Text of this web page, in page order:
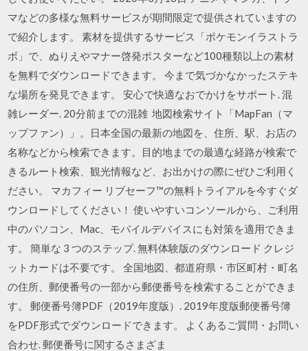
マなどの多様な無料サービスが期間限定で提供されていますの
で紹介します。 素材を提供するサービス「ポケモンイラストラ
ボ」で、ぬりえやマナー啓発ポスターなど100種類以上の素材
を無料でダウンロードできます。 今まで気づかなかったステキ
な場所を発見できます。 安心で快適なおでかけをサポート. 混
雑レーダー. 20分前までの混雑 地図検索サイト「MapFan（マ
ップファン）」。日本全国の最新の地図を、住所、駅、お店の
名称などから検索できます。目的地までの最適な経路が検索で
きるルート検索、観光情報など、お出かけの際にぜひご利用く
ださい。 マカフィー リブセーフ™の無料トライアルを今すぐダ
ウンロードしてください！ 使いやすいコンソールから、ご利用
中のパソコン、Mac、モバイルデバイスにも対策を適用できま
す。 簡単な 3 つのステップ. 無料体験版のダウンロード クレジ
ットカードは不要です。 全国地図、都道府県・市区町村・町名
の住所、郵便番号の一部から郵便番号を検索することができま
す。 郵便番号簿PDF（2019年度版）. 2019年度版郵便番号簿
をPDF形式でダウンロードできます。 よくあるご質問・お問い
合わせ. 郵便番号に関するさまざま